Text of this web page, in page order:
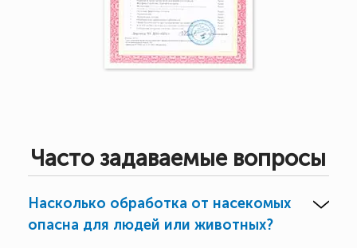
Часто задаваемые вопросы
Насколько обработка от насекомых
опасна для людей или животных?